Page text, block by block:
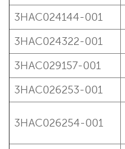
3HAC024144-001
3HAC024322-001
3HAC029157-001
3HAC026253-001
3HAC026254-001